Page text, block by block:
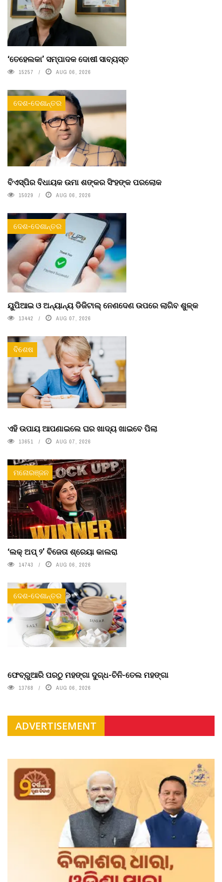
‘ତେହେଲକା’ ସମ୍ପାଦକ ଦୋଷୀ ସାବ୍ୟସ୍ତ
15257 AUG 06, 2026
ଦେଶ-ଦେଶାନ୍ତର
ବିଏସ୍‌ପିର ବିଧାୟକ ଉମା ଶଙ୍କର ସିଂହଙ୍କ ପରଲୋକ
15029 AUG 06, 2026
ଦେଶ-ଦେଶାନ୍ତର
ୟୁପିଆଇ ଓ ଅନ୍ୟାନ୍ୟ ଡିଜିଟାଲ୍ ନେଣଦେଣ ଉପରେ ଲାଗିବ ଶୁଳ୍କ
13442 AUG 07, 2026
ବିଶେଷ
ଏହି ଉପାୟ ଆପଣାଇଲେ ଘର ଖାଦ୍ୟ ଖାଇବେ ପିଲା
13651 AUG 07, 2026
ମନୋରଞ୍ଜନ
‘ଲକ୍ ଅପ୍ ୨’ ବିଜେତା ଶ୍ରେୟା କାଲରା
14743 AUG 06, 2026
ଦେଶ-ଦେଶାନ୍ତର
ଫେବ୍ରୁଆରି ପରଠୁ ମହଙ୍ଗା ଦୁଗ୍ଧ-ଚିନି-ତେଲ ମହଙ୍ଗା
13768 AUG 06, 2026
ADVERTISEMENT